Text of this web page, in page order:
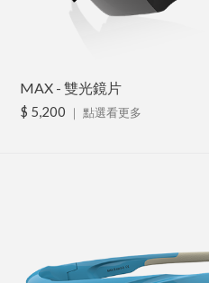
MAX - 雙光鏡片
$ 5,200 ｜ 點選看更多